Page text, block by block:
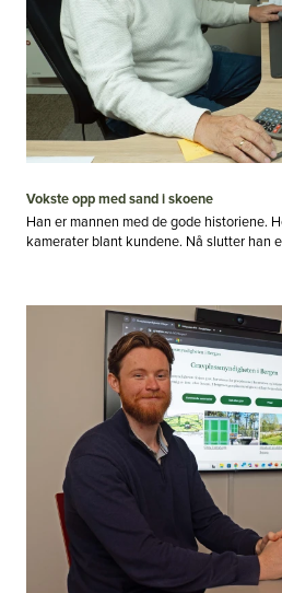
Vokste opp med sand i skoene
Han er mannen med de gode historiene.
kamerater blant kundene. Nå slutter han